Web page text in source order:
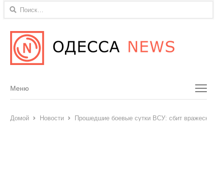
Найти:
Menu
Меню
Домой Новости Прошедшие боевые сутки ВСУ: сбит